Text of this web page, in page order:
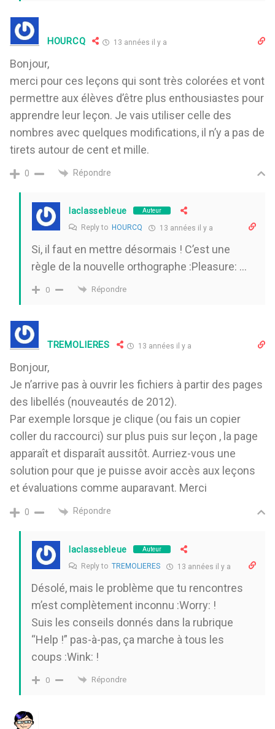
HOURCQ 13 années il y a
Bonjour,
merci pour ces leçons qui sont très colorées et vont
permettre aux élèves d’être plus enthousiastes pour
apprendre leur leçon. Je vais utiliser celle des
nombres avec quelques modifications, il n’y a pas de
tirets autour de cent et mille.
0 Répondre
laclassebleue Auteur
Reply to HOURCQ 13 années il y a
Si, il faut en mettre désormais ! C’est une
règle de la nouvelle orthographe :Pleasure: …
0 Répondre
TREMOLIERES 13 années il y a
Bonjour,
Je n’arrive pas à ouvrir les fichiers à partir des pages
des libellés (nouveautés de 2012).
Par exemple lorsque je clique (ou fais un copier
coller du raccourci) sur plus puis sur leçon , la page
apparaît et disparaît aussitôt. Aurriez-vous une
solution pour que je puisse avoir accès aux leçons
et évaluations comme auparavant. Merci
0 Répondre
laclassebleue Auteur
Reply to TREMOLIERES 13 années il y a
Désolé, mais le problème que tu rencontres
m’est complètement inconnu :Worry: !
Suis les conseils donnés dans la rubrique
“Help !” pas-à-pas, ça marche à tous les
coups :Wink: !
0 Répondre